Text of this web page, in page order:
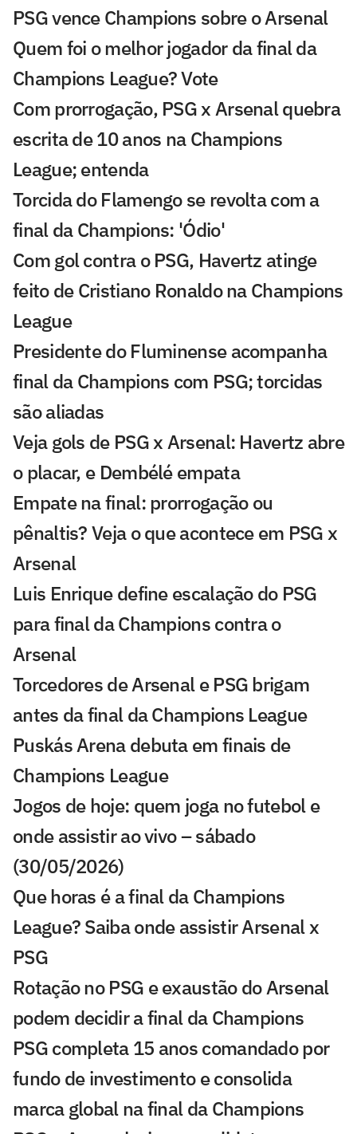
PSG vence Champions sobre o Arsenal
Quem foi o melhor jogador da final da
Champions League? Vote
Com prorrogação, PSG x Arsenal quebra
escrita de 10 anos na Champions
League; entenda
Torcida do Flamengo se revolta com a
final da Champions: 'Ódio'
Com gol contra o PSG, Havertz atinge
feito de Cristiano Ronaldo na Champions
League
Presidente do Fluminense acompanha
final da Champions com PSG; torcidas
são aliadas
Veja gols de PSG x Arsenal: Havertz abre
o placar, e Dembélé empata
Empate na final: prorrogação ou
pênaltis? Veja o que acontece em PSG x
Arsenal
Luis Enrique define escalação do PSG
para final da Champions contra o
Arsenal
Torcedores de Arsenal e PSG brigam
antes da final da Champions League
Puskás Arena debuta em finais de
Champions League
Jogos de hoje: quem joga no futebol e
onde assistir ao vivo – sábado
(30/05/2026)
Que horas é a final da Champions
League? Saiba onde assistir Arsenal x
PSG
Rotação no PSG e exaustão do Arsenal
podem decidir a final da Champions
PSG completa 15 anos comandado por
fundo de investimento e consolida
marca global na final da Champions